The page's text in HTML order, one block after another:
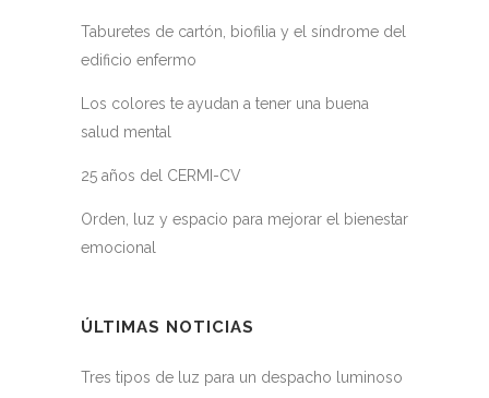
Taburetes de cartón, biofilia y el síndrome del
edificio enfermo
Los colores te ayudan a tener una buena
salud mental
25 años del CERMI-CV
Orden, luz y espacio para mejorar el bienestar
emocional
ÚLTIMAS NOTICIAS
Tres tipos de luz para un despacho luminoso